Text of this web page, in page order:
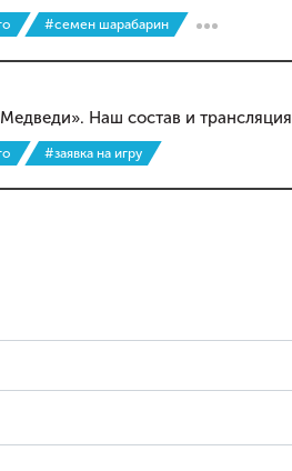
#семен шарабарин
Наш состав и трансляция
#заявка на игру